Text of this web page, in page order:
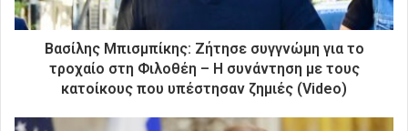
κ
τ
κ
Βασίλης Μπισμπίκης: Ζήτησε συγγνώμη για το
τροχαίο στη Φιλοθέη – Η συνάντηση με τους
κατοίκους που υπέστησαν ζημιές (Video)